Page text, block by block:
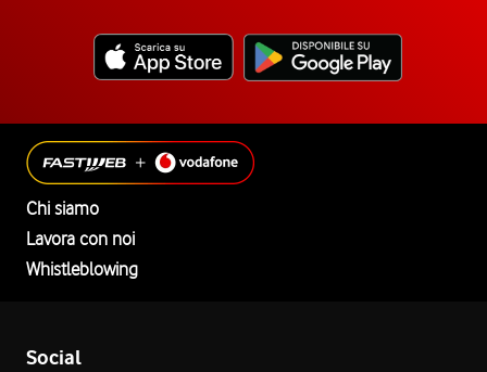
Chi siamo
Lavora con noi
Whistleblowing
Social